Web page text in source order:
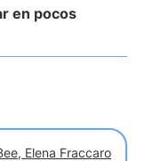
en pocos
Elena Fraccaro